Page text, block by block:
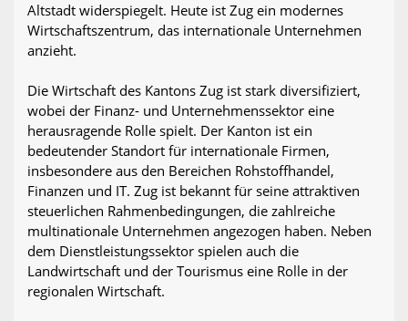
Altstadt widerspiegelt. Heute ist Zug ein modernes
Wirtschaftszentrum, das internationale Unternehmen
anzieht.
Die Wirtschaft des Kantons Zug ist stark diversifiziert,
wobei der Finanz- und Unternehmenssektor eine
herausragende Rolle spielt. Der Kanton ist ein
bedeutender Standort für internationale Firmen,
insbesondere aus den Bereichen Rohstoffhandel,
Finanzen und IT. Zug ist bekannt für seine attraktiven
steuerlichen Rahmenbedingungen, die zahlreiche
multinationale Unternehmen angezogen haben. Neben
dem Dienstleistungssektor spielen auch die
Landwirtschaft und der Tourismus eine Rolle in der
regionalen Wirtschaft.